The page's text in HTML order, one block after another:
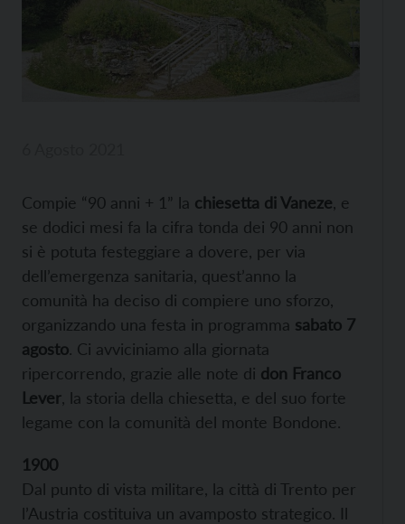
Compie “90 anni + 1” la chiesetta di Vaneze , e
se dodici mesi fa la cifra tonda dei 90 anni non
si è potuta festeggiare a dovere, per via
dell’emergenza sanitaria, quest’anno la
comunità ha deciso di compiere uno sforzo,
organizzando una festa in programma sabato 7
agosto. Ci avviciniamo alla giornata
ripercorrendo, grazie alle note di don Franco
Lever , la storia della chiesetta, e del suo forte
legame con la comunità del monte Bondone.
1900
Dal punto di vista militare, la città di Trento per
l’Austria costituiva un avamposto strategico. Il